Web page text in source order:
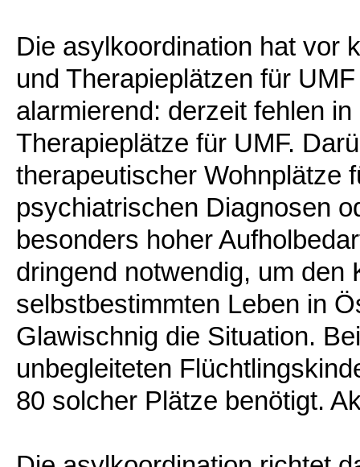
Die asylkoordination hat vor
und Therapieplätzen für
alarmierend: derzeit fehlen
Therapieplätze für UMF.
therapeutischer Wohnplätze
psychiatrischen Diagnosen
besonders hoher
dringend notwendig, um den
selbstbestimmten Leben in
Glawischnig die Situation.
unbegleiteten
80 solcher Plätze benötigt.